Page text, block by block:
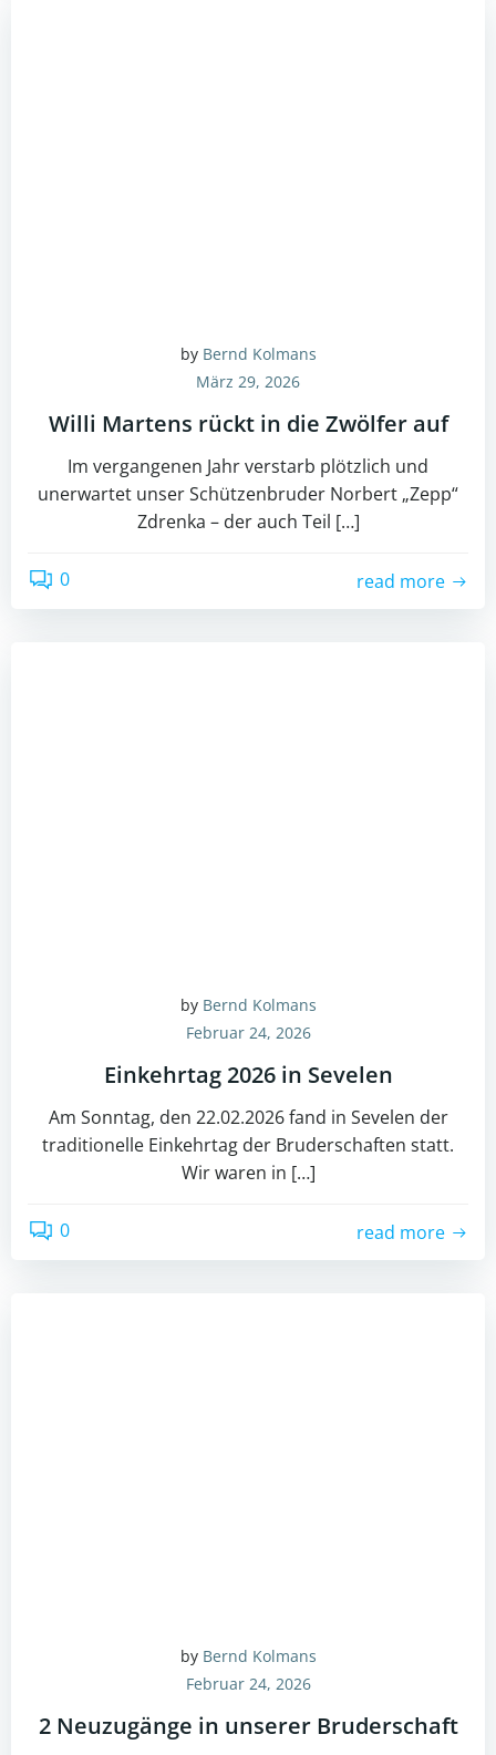
by Bernd Kolmans
März 29, 2026
Willi Martens rückt in die Zwölfer auf
Im vergangenen Jahr verstarb plötzlich und
unerwartet unser Schützenbruder Norbert „Zepp“
Zdrenka – der auch Teil […]
0 read more
by Bernd Kolmans
Februar 24, 2026
Einkehrtag 2026 in Sevelen
Am Sonntag, den 22.02.2026 fand in Sevelen der
traditionelle Einkehrtag der Bruderschaften statt.
Wir waren in […]
0 read more
by Bernd Kolmans
Februar 24, 2026
2 Neuzugänge in unserer Bruderschaft